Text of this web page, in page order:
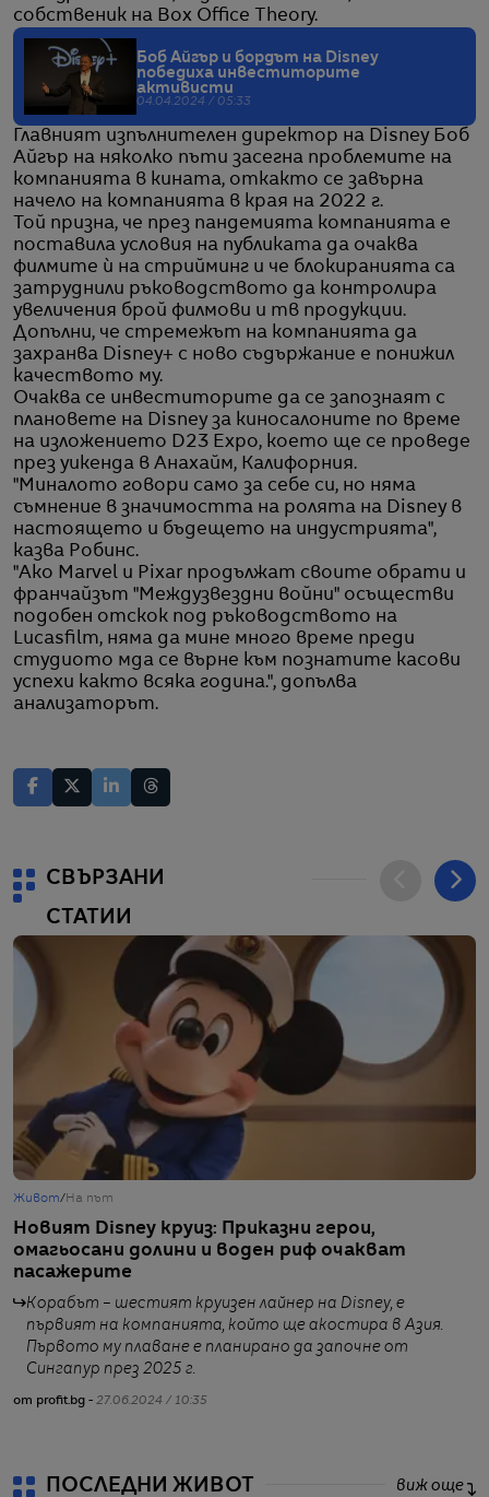
собственик на Box Office Theory.
Боб Айгър и бордът на Disney
победиха инвеститорите
активисти
04.04.2024 / 05:33
Главният изпълнителен директор на Disney Боб
Айгър на няколко пъти засегна проблемите на
компанията в кината, откакто се завърна
начело на компанията в края на 2022 г.
Той призна, че през пандемията компанията е
поставила условия на публиката да очаква
филмите ѝ на стрийминг и че блокиранията са
затруднили ръководството да контролира
увеличения брой филмови и тв продукции.
Допълни, че стремежът на компанията да
захранва Disney+ с ново съдържание е понижил
качеството му.
Очаква се инвеститорите да се запознаят с
плановете на Disney за киносалоните по време
на изложението D23 Expo, което ще се проведе
през уикенда в Анахайм, Калифорния.
"Миналото говори само за себе си, но няма
съмнение в значимостта на ролята на Disney в
настоящето и бъдещето на индустрията",
казва Робинс.
"Ако Marvel и Pixar продължат своите обрати и
франчайзът "Междузвездни войни" осъществи
подобен отскок под ръководството на
Lucasfilm, няма да мине много време преди
студиото мда се върне към познатите касови
успехи както всяка година.", допълва
анализаторът.
СВЪРЗАНИ
СТАТИИ
Живот/ На път
Новият Disney круиз: Приказни герои,
омагьосани долини и воден риф очакват
пасажерите
Корабът – шестият круизен лайнер на Disney, е
първият на компанията, който ще акостира в Азия.
Първото му плаване е планирано да започне от
Сингапур през 2025 г.
от profit.bg - 27.06.2024 / 10:35
ПОСЛЕДНИ ЖИВОТ виж още